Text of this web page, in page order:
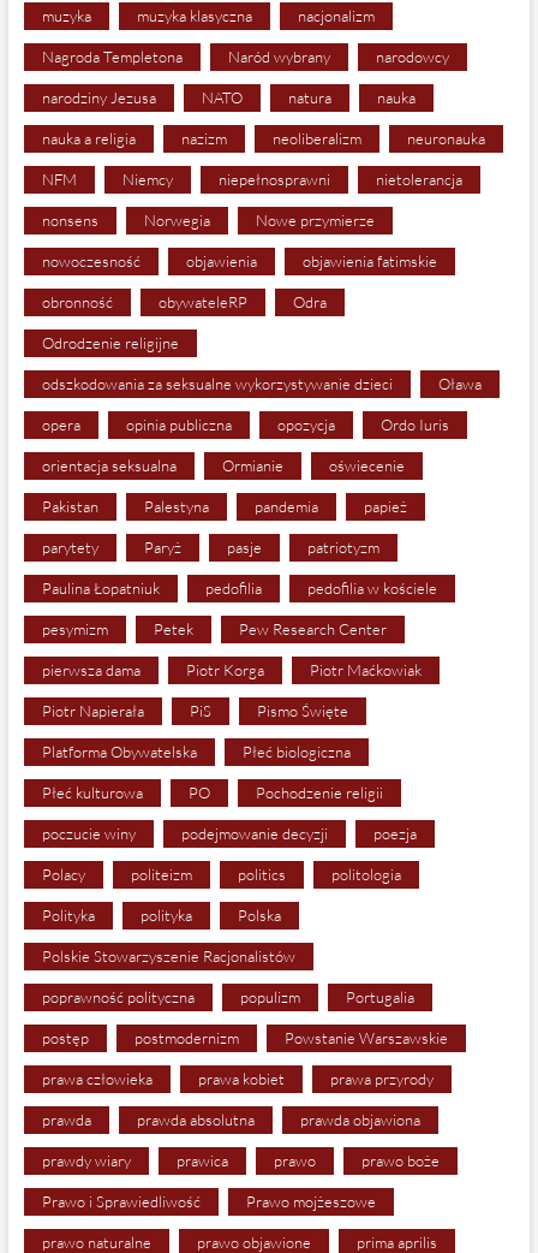
muzyka muzyka klasyczna nacjonalizm
Nagroda Templetona Naród wybrany narodowcy
narodziny Jezusa NATO natura nauka
nauka a religia nazizm neoliberalizm neuronauka
NFM Niemcy niepełnosprawni nietolerancja
nonsens Norwegia Nowe przymierze
nowoczesność objawienia objawienia fatimskie
obronność obywateleRP Odra
Odrodzenie religijne
odszkodowania za seksualne wykorzystywanie dzieci Oława
opera opinia publiczna opozycja Ordo Iuris
orientacja seksualna Ormianie oświecenie
Pakistan Palestyna pandemia papież
parytety Paryż pasje patriotyzm
Paulina Łopatniuk pedofilia pedofilia w kościele
pesymizm Petek Pew Research Center
pierwsza dama Piotr Korga Piotr Maćkowiak
Piotr Napierała PiS Pismo Święte
Platforma Obywatelska Płeć biologiczna
Płeć kulturowa PO Pochodzenie religii
poczucie winy podejmowanie decyzji poezja
Polacy politeizm politics politologia
Polityka polityka Polska
Polskie Stowarzyszenie Racjonalistów
poprawność polityczna populizm Portugalia
postęp postmodernizm Powstanie Warszawskie
prawa człowieka prawa kobiet prawa przyrody
prawda prawda absolutna prawda objawiona
prawdy wiary prawica prawo prawo boże
Prawo i Sprawiedliwość Prawo mojżeszowe
prawo naturalne prawo objawione prima aprilis